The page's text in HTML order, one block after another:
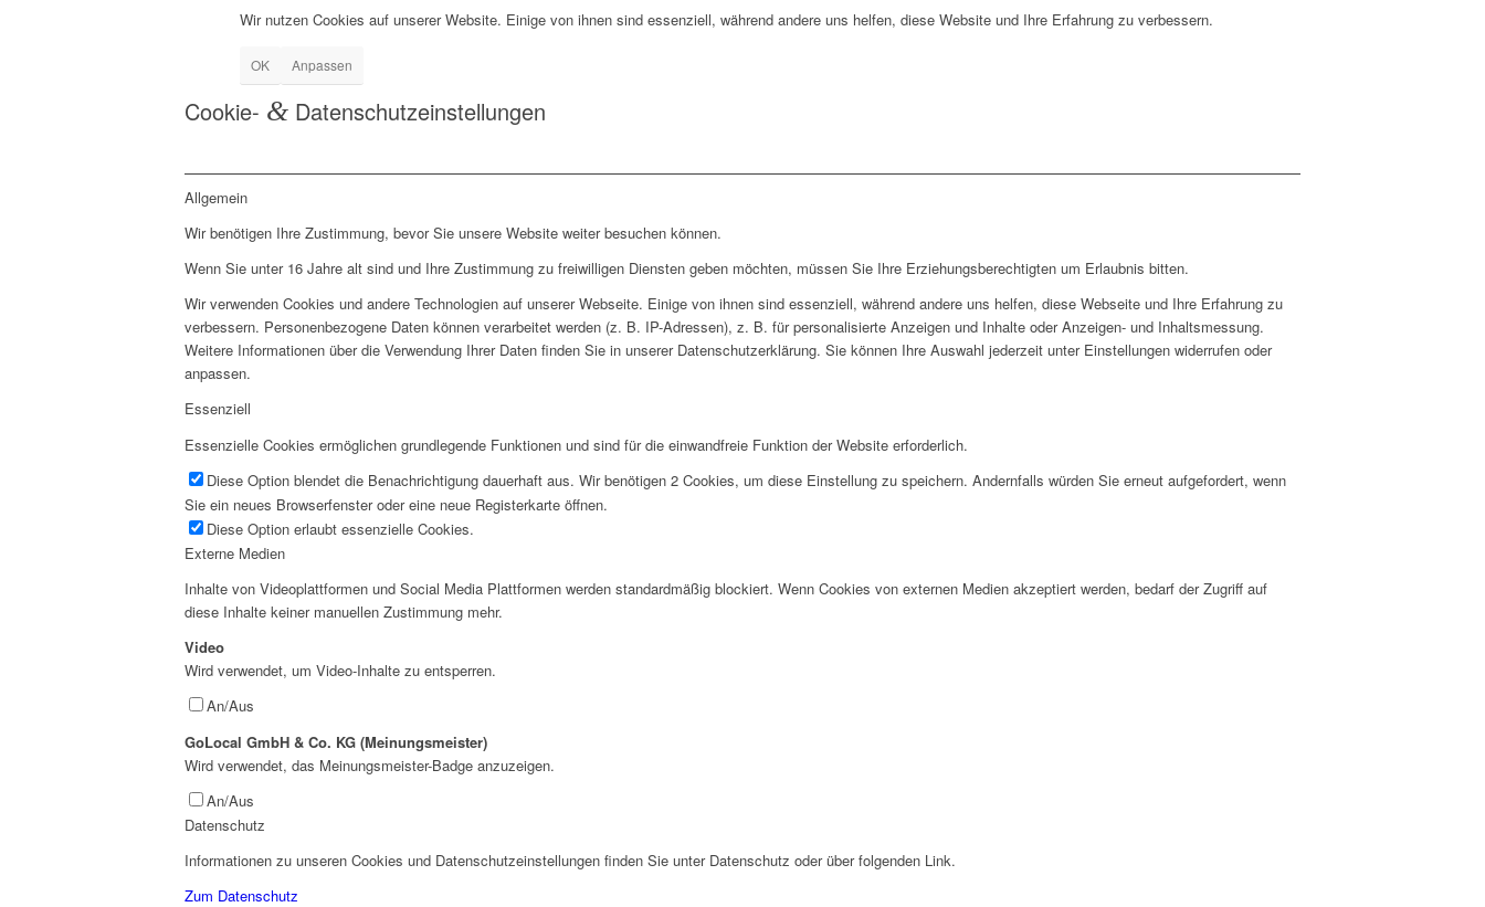
Wir nutzen Cookies auf unserer Website. Einige von ihnen sind essenziell, während andere uns helfen, diese Website und Ihre Erfahrung zu verbessern.
OK Anpassen
Cookie- & Datenschutzeinstellungen
Allgemein
Wir benötigen Ihre Zustimmung, bevor Sie unsere Website weiter besuchen können.
Wenn Sie unter 16 Jahre alt sind und Ihre Zustimmung zu freiwilligen Diensten geben möchten, müssen Sie Ihre Erziehungsberechtigten um Erlaubnis bitten.
Wir verwenden Cookies und andere Technologien auf unserer Webseite. Einige von ihnen sind essenziell, während andere uns helfen, diese Webseite und Ihre Erfahrung zu
verbessern. Personenbezogene Daten können verarbeitet werden (z. B. IP-Adressen), z. B. für personalisierte Anzeigen und Inhalte oder Anzeigen- und Inhaltsmessung.
Weitere Informationen über die Verwendung Ihrer Daten finden Sie in unserer Datenschutzerklärung. Sie können Ihre Auswahl jederzeit unter Einstellungen widerrufen oder
anpassen.
Essenziell
Essenzielle Cookies ermöglichen grundlegende Funktionen und sind für die einwandfreie Funktion der Website erforderlich.
Diese Option blendet die Benachrichtigung dauerhaft aus. Wir benötigen 2 Cookies, um diese Einstellung zu speichern. Andernfalls würden Sie erneut aufgefordert, wenn
Sie ein neues Browserfenster oder eine neue Registerkarte öffnen.
Diese Option erlaubt essenzielle Cookies.
Externe Medien
Inhalte von Videoplattformen und Social Media Plattformen werden standardmäßig blockiert. Wenn Cookies von externen Medien akzeptiert werden, bedarf der Zugriff auf
diese Inhalte keiner manuellen Zustimmung mehr.
Video
Wird verwendet, um Video-Inhalte zu entsperren.
An/Aus
GoLocal GmbH & Co. KG (Meinungsmeister)
Wird verwendet, das Meinungsmeister-Badge anzuzeigen.
An/Aus
Datenschutz
Informationen zu unseren Cookies und Datenschutzeinstellungen finden Sie unter Datenschutz oder über folgenden Link.
Zum Datenschutz